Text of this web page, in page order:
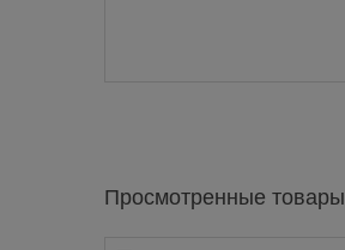
Просмотренные товары